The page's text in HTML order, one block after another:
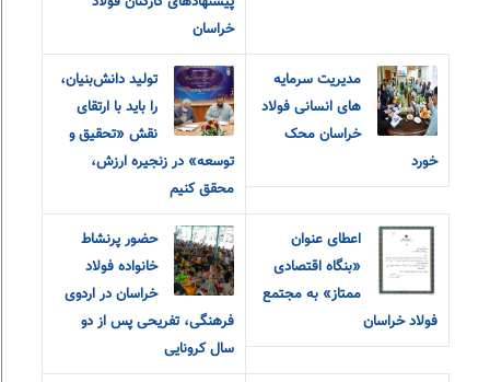
خراسان
مدیریت سرمایه
های انسانی فولاد
خراسان محک
خورد
تولید دانش‌بنیان،
را باید با ارتقای
نقش «تحقیق و‌
توسعه» در زنجیره ارزش،
محقق کنیم
اعطای عنوان
«بنگاه اقتصادی
ممتاز» به مجتمع
فولاد خراسان
حضور پرنشاط
خانواده فولاد
خراسان در اردوی
فرهنگی، تفریحی پس از دو
سال کرونایی